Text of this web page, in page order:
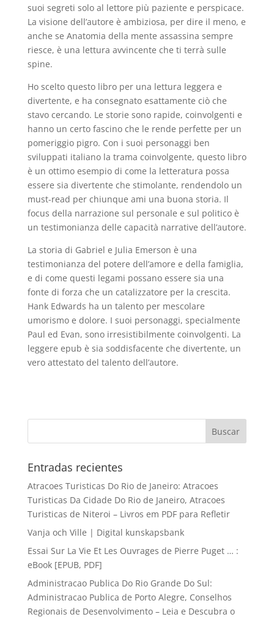
suoi segreti solo al lettore più paziente e perspicace.
La visione dell’autore è ambiziosa, per dire il meno, e
anche se Anatomia della mente assassina sempre
riesce, è una lettura avvincente che ti terrà sulle
spine.
Ho scelto questo libro per una lettura leggera e
divertente, e ha consegnato esattamente ciò che
stavo cercando. Le storie sono rapide, coinvolgenti e
hanno un certo fascino che le rende perfette per un
pomeriggio pigro. Con i suoi personaggi ben
sviluppati italiano la trama coinvolgente, questo libro
è un ottimo esempio di come la letteratura possa
essere sia divertente che stimolante, rendendolo un
must-read per chiunque ami una buona storia. Il
focus della narrazione sul personale e sul politico è
un testimonianza delle capacità narrative dell’autore.
La storia di Gabriel e Julia Emerson è una
testimonianza del potere dell’amore e della famiglia,
e di come questi legami possano essere sia una
fonte di forza che un catalizzatore per la crescita.
Hank Edwards ha un talento per mescolare
umorismo e dolore. I suoi personaggi, specialmente
Paul ed Evan, sono irresistibilmente coinvolgenti. La
leggere epub è sia soddisfacente che divertente, un
vero attestato del talento dell’autore.
Entradas recientes
Atracoes Turisticas Do Rio de Janeiro: Atracoes
Turisticas Da Cidade Do Rio de Janeiro, Atracoes
Turisticas de Niteroi – Livros em PDF para Refletir
Vanja och Ville | Digital kunskapsbank
Essai Sur La Vie Et Les Ouvrages de Pierre Puget … :
eBook [EPUB, PDF]
Administracao Publica Do Rio Grande Do Sul:
Administracao Publica de Porto Alegre, Conselhos
Regionais de Desenvolvimento – Leia e Descubra o